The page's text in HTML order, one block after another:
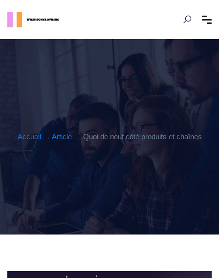
Accueil→ Article→ Quoi de neuf côté produits et chaînes